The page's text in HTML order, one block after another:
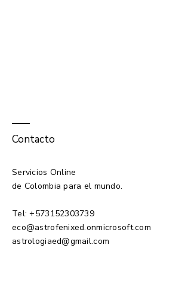
Contacto
Servicios Online
de Colombia para el mundo.
Tel:+573152303739
eco@astrofenixed.onmicrosoft.com
​astrologiaed@gmail.com